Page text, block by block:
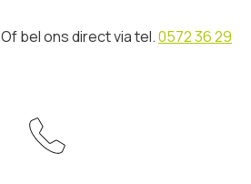
bel ons direct via tel.0572 36 29